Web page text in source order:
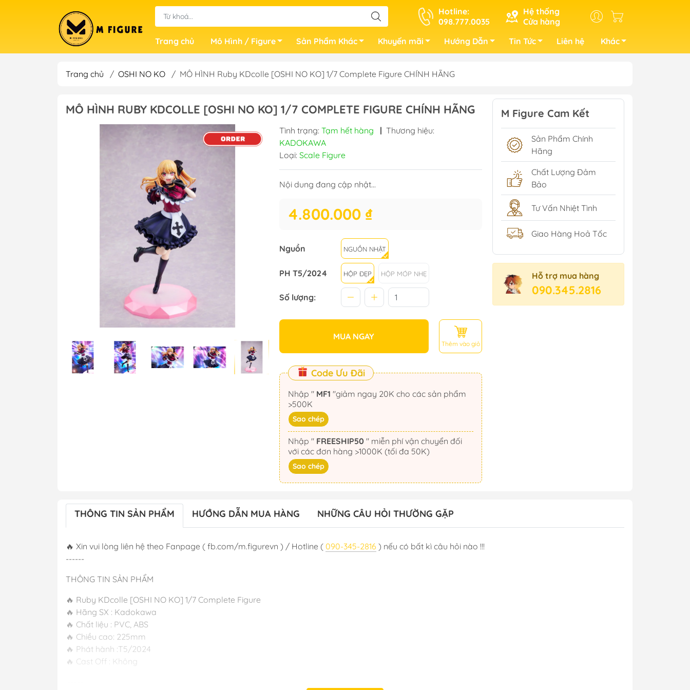
Hotline:
098.777.0035
Hệ thống
Cửa hàng
Trang chủ
Mô Hình / Figure Sản Phẩm Khác Khuyến mãi Hướng Dẫn Tin Tức Liên hệ Khác
Trang chủ / OSHI NO KO / MÔ HÌNH Ruby KDcolle [OSHI NO KO] 1/7 Complete Figure CHÍNH HÃNG
MÔ HÌNH RUBY KDCOLLE [OSHI NO KO] 1/7 COMPLETE FIGURE CHÍNH HÃNG
Tình trạng: Tạm hết hàng | Thương hiệu:
KADOKAWA
Loại: Scale Figure
Nội dung đang cập nhật...
4.800.000 ₫
Nguồn NGUỒN NHẬT
PH T5/2024 HỘP ĐẸP HỘP MÓP NHẸ
Số lượng:
MUA NGAY
Thêm vào giỏ
Code Ưu Đãi
Nhập " MF1
>500K
Sao chép
Nhập " FREESHIP50" miễn phí vận chuyển đối
với các đơn hàng >1000K (tối đa 50K)
Sao chép
M Figure Cam Kết
Sản Phẩm Chính
Hãng
Chất Lượng Đảm
Bảo
Tư Vấn Nhiệt Tình
Giao Hàng Hoả Tốc
Hỗ trợ mua hàng
090.345.2816
THÔNG TIN SẢN PHẨM HƯỚNG DẪN MUA HÀNG NHỮNG CÂU HỎI THƯỜNG GẶP
🔥 Xin vui lòng liên hệ theo Fanpage ( fb.com/m.figurevn ) / Hotline ( 090-345-2816 ) nếu có bất kì câu hỏi nào !!!
------
THÔNG TIN SẢN PHẨM
🔥 Ruby KDcolle [OSHI NO KO] 1/7 Complete Figure
🔥 Hãng SX : Kadokawa
🔥 Chất liệu : PVC, ABS
🔥 Chiều cao: 225mm
🔥 Phát hành :T5/2024
🔥 Cast Off : Không